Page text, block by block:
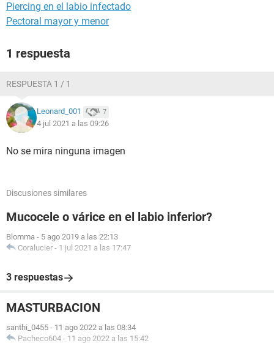
Piercing en el labio infectado
Pectoral mayor y menor
1 respuesta
RESPUESTA 1 / 1
Leonard_001 7
4 jul 2021 a las 09:26
No se mira ninguna imagen
Discusiones similares
Mucocele o várice en el labio inferior?
Blomma - 5 ago 2019 a las 22:13
Coralucier - 1 jul 2021 a las 17:47
3 respuestas
MASTURBACION
santhi_0455 - 11 ago 2022 a las 08:34
Pacheco604 - 11 ago 2022 a las 15:42